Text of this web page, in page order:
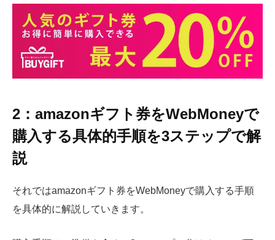
2：amazonギフト券をWebMoneyで
購入する具体的手順を3ステップで解
説
それではamazonギフト券をWebMoneyで購入する手順
を具体的に解説していきます。